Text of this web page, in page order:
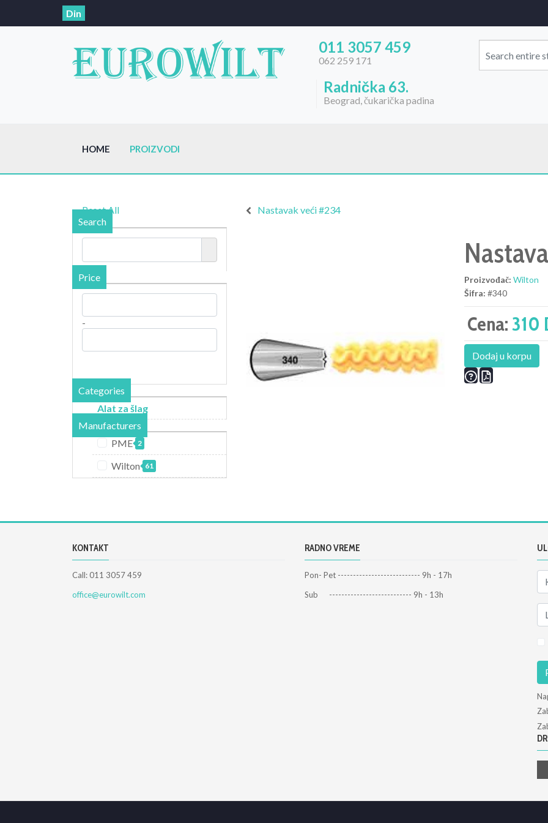
Din
011 3057 459
062 259 171
Radnička 63.
Beograd, čukarička padina
HOME PROIZVODI
Nastavak veći #234
Proizvođač: Wilton
Šifra: #340
Cena:310
Dodaj u korpu
Reset All
Search
Price
-
Categories
Alat za šlag
Manufacturers
PME 2
Wilton 61
KONTAKT
Call: 011 3057 459
office@eurowilt.com
RADNO VREME
Pon- Pet --------------------------- 9h - 17h
Sub --------------------------- 9h - 13h